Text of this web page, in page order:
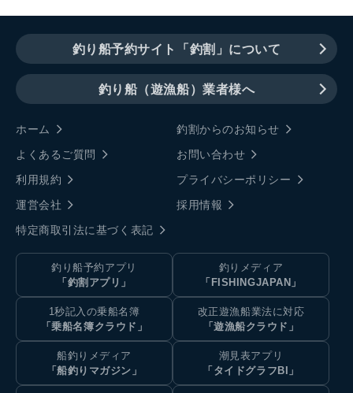
釣り船予約サイト「釣割」について
釣り船（遊漁船）業者様へ
ホーム
釣割からのお知らせ
よくあるご質問
お問い合わせ
利用規約
プライバシーポリシー
運営会社
採用情報
特定商取引法に基づく表記
釣り船予約アプリ
「釣割アプリ」
釣りメディア
「FISHINGJAPAN」
1秒記入の乗船名簿
「乗船名簿クラウド」
改正遊漁船業法に対応
「遊漁船クラウド」
船釣りメディア
「船釣りマガジン」
潮見表アプリ
「タイドグラフBI」